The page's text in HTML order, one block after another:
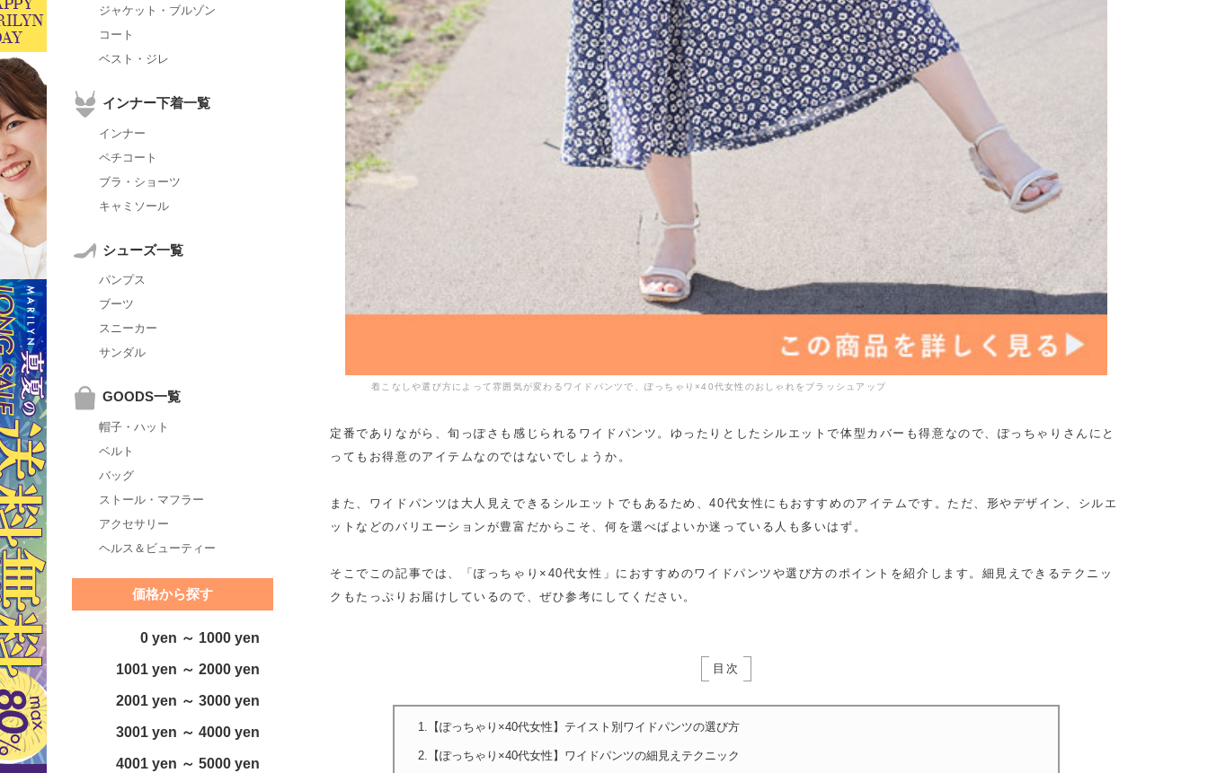
ジャケット・ブルゾン
コート
ベスト・ジレ
インナー下着一覧
インナー
ペチコート
ブラ・ショーツ
キャミソール
シューズ一覧
パンプス
ブーツ
スニーカー
サンダル
GOODS一覧
帽子・ハット
ベルト
バッグ
ストール・マフラー
アクセサリー
ヘルス＆ビューティー
価格から探す
0 yen ～ 1000 yen
1001 yen ～ 2000 yen
2001 yen ～ 3000 yen
3001 yen ～ 4000 yen
4001 yen ～ 5000 yen
着こなしや選び方によって雰囲気が変わるワイドパンツで、ぽっちゃり×40代女性のおしゃれをブラッシュアップ
定番でありながら、旬っぽさも感じられるワイドパンツ。ゆったりとしたシルエットで体型カバーも得意なので、ぽっちゃりさんにと
ってもお得意のアイテムなのではないでしょうか。
また、ワイドパンツは大人見えできるシルエットでもあるため、40代女性にもおすすめのアイテムです。ただ、形やデザイン、シルエ
ットなどのバリエーションが豊富だからこそ、何を選べばよいか迷っている人も多いはず。
そこでこの記事では、「ぽっちゃり×40代女性」におすすめのワイドパンツや選び方のポイントを紹介します。細見えできるテクニッ
クもたっぷりお届けしているので、ぜひ参考にしてください。
目次
1.【ぽっちゃり×40代女性】テイスト別ワイドパンツの選び方
2.【ぽっちゃり×40代女性】ワイドパンツの細見えテクニック